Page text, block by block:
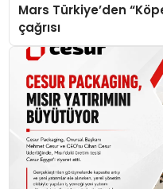
Mars Türkiye’den
çağrısı